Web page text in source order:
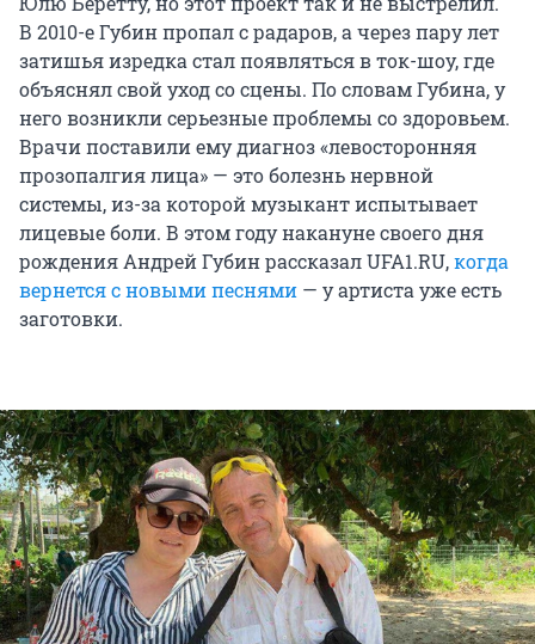
В 2010-е Губин пропал с радаров, а через пару лет
затишья изредка стал появляться в ток-шоу, где
объяснял свой уход со сцены. По словам Губина, у
него возникли серьезные проблемы со здоровьем.
Врачи поставили ему диагноз «левосторонняя
прозопалгия лица» — это болезнь нервной
системы, из-за которой музыкант испытывает
лицевые боли. В этом году накануне своего дня
рождения Андрей Губин рассказал UFA1.RU,когда
вернется с новыми песнями — у артиста уже есть
заготовки.